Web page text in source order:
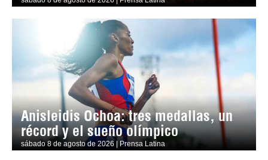
Anisleidis Ochoa: tres medallas, un
récord y el sueño olímpico
sábado 8 de agosto de 2026 | Prensa Latina